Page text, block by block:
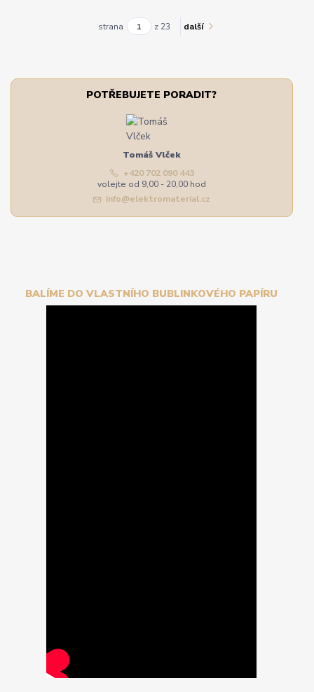
strana z 23 další
POTŘEBUJETE PORADIT?
Tomáš Vlček
+420 702 090 443
volejte od 9,00 - 20,00 hod
info@elektromaterial.cz
BALÍME DO VLASTNÍHO BUBLINKOVÉHO PAPÍRU